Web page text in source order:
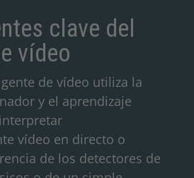
clave del
vídeo
de vídeo utiliza la
y el aprendizaje
vídeo en directo o
de los detectores de